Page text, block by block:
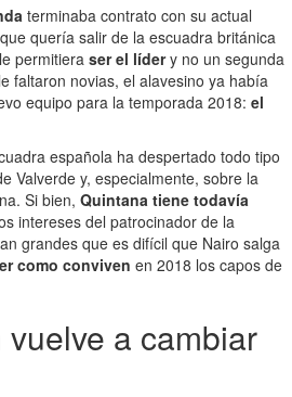
terminaba contrato con su actual
quería salir de la escuadra británica
permitiera ser el lídery no un segunda
faltaron novias, el alavesino ya había
equipo para la temporada 2018: el
española ha despertado todo tipo
Valverde y, especialmente, sobre la
Si bien, Quintana tiene todavía
intereses del patrocinador de la
grandes que es difícil que Nairo salga
como conviven en 2018 los capos de
a cambiar